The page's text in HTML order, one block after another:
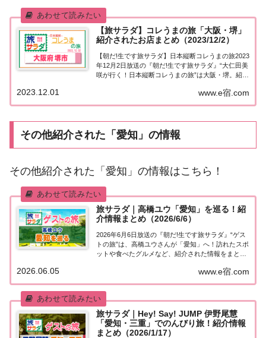
【旅サラダ】コレうまの旅「大阪・堺」
紹介されたお店まとめ（2023/12/2）
【朝だ!生です旅サラダ】日本縦断コレうまの旅2023
年12月2日放送の『朝だ!生です旅サラダ』“大仁田美
咲が行く！日本縦断コレうまの旅”は大阪・堺。紹介
「日本縦断コレうまの旅」４代目プレゼントソムリ
エ・大仁田美咲アナウンサーが美味しいも...
www.e宿.com
2023.12.01
その他紹介された「愛知」の情報
その他紹介された「愛知」の情報はこちら！
旅サラダ｜高橋ユウ「愛知」を巡る！紹
介情報まとめ（2026/6/6）
2026年6月6日放送の『朝だ!生です旅サラダ』“ゲス
トの旅”は、高橋ユウさんが「愛知」へ！訪れたスポ
ットや食べたグルメなど、紹介された情報をまとめ
を巡る今日の“ゲストの旅”は高橋ユウさん。二児の
母でもある高橋ユウさん。親子で楽しめる...
www.e宿.com
2026.06.05
旅サラダ｜Hey! Say! JUMP 伊野尾慧
「愛知・三重」でのんびり旅！紹介情報
まとめ（2026/1/17）